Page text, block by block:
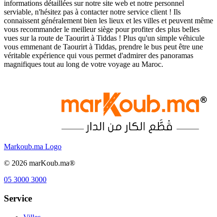
informations détaillées sur notre site web et notre personnel
serviable, n'hésitez pas à contacter notre service client ! Ils
connaissent généralement bien les lieux et les villes et peuvent même
vous recommander le meilleur siège pour profiter des plus belles
vues sur la route de Taourirt à Tiddas ! Plus qu'un simple véhicule
vous emmenant de Taourirt à Tiddas, prendre le bus peut être une
véritable expérience qui vous permet d'admirer des panoramas
magnifiques tout au long de votre voyage au Maroc.
Markoub.ma Logo
© 2026 marKoub.ma®
05 3000 3000
Service